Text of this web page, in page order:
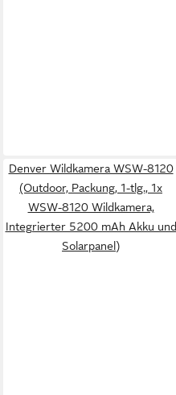
Denver Wildkamera WSW-8120
(Outdoor, Packung, 1-tlg., 1x
WSW-8120 Wildkamera,
Integrierter 5200 mAh Akku und
Solarpanel)